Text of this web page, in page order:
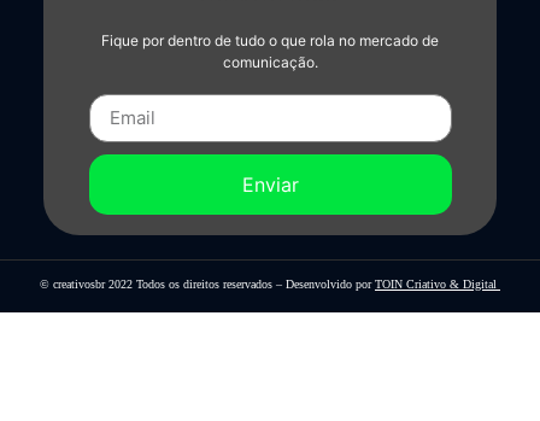
Fique por dentro de tudo o que rola no mercado de
comunicação.
Enviar
© creativosbr 2022 Todos os direitos reservados – Desenvolvido porTOIN Criativo & Digital